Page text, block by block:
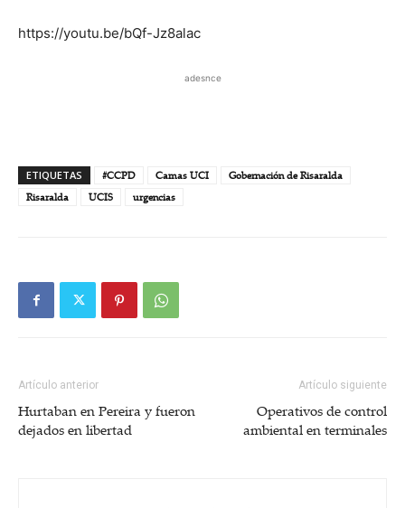
https://youtu.be/bQf-Jz8alac
adesnce
ETIQUETAS #CCPD Camas UCI
Gobernación de Risaralda
Risaralda
UCIS urgencias
Artículo anterior
Hurtaban en Pereira y fueron
dejados en libertad
Artículo siguiente
Operativos de control
ambiental en terminales